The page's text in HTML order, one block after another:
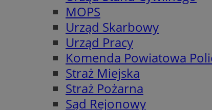
MOPS
Urząd Skarbowy
Urząd Pracy
Komenda Powiatowa
Straż Miejska
Straż Pożarna
Sąd Rejonowy